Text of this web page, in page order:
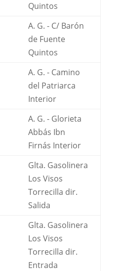
Quintos
A. G. - C/ Barón
de Fuente
Quintos
A. G. - Camino
del Patriarca
Interior
A. G. - Glorieta
Abbás Ibn
Firnás Interior
Glta. Gasolinera
Los Visos
Torrecilla dir.
Salida
Glta. Gasolinera
Los Visos
Torrecilla dir.
Entrada